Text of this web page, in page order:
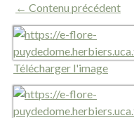
← Contenu précédent
Télécharger l'image